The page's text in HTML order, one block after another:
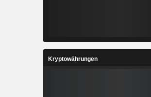
Kryptowährungen